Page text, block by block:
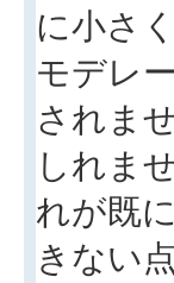
に小さ
モデレ
されま
しれま
れが既
きない